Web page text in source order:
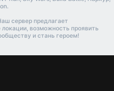
сервер предлагает
возможность проявить
и стань героем!